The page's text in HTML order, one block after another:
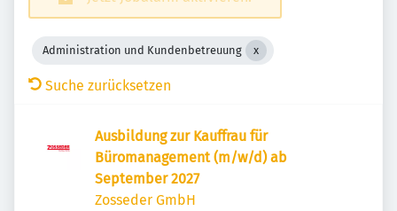
Administration und Kundenbetreuung
Suche zurücksetzen
Ausbildung zur Kauffrau für
Büromanagement (m/w/d) ab
September 2027
Zosseder GmbH